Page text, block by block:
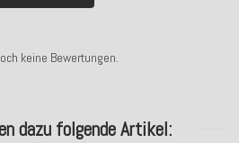
keine Bewertungen.
dazu folgende Artikel: